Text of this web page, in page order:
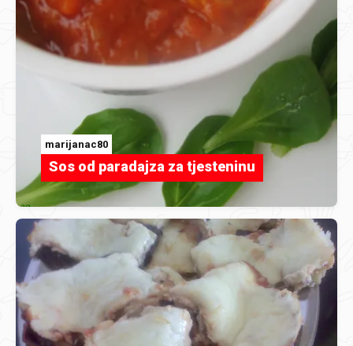
marijanac80
Sos od paradajza za tjesteninu